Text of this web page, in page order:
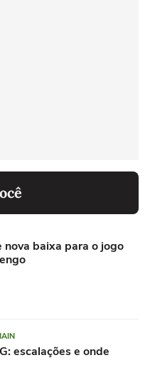
nova baixa para o jogo
escalações e onde